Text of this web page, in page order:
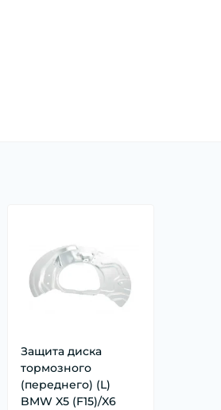
Защита диска
тормозного
(переднего) (L)
BMW X5 (F15)/X6